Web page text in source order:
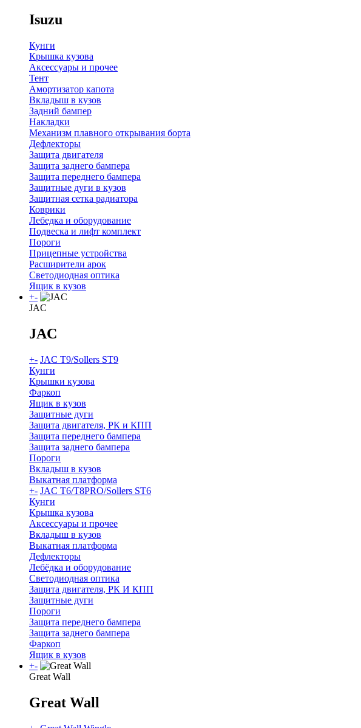
Isuzu
Кунги
Крышка кузова
Аксессуары и прочее
Тент
Амортизатор капота
Вкладыш в кузов
Задний бампер
Накладки
Механизм плавного открывания борта
Дефлекторы
Защита двигателя
Защита заднего бампера
Защита переднего бампера
Защитные дуги в кузов
Защитная сетка радиатора
Коврики
Лебедка и оборудование
Подвеска и лифт комплект
Пороги
Прицепные устройства
Расширители арок
Светодиодная оптика
Ящик в кузов
+-
JAC
JAC
+- JAC T9/Sollers ST9
Кунги
Крышки кузова
Фаркоп
Ящик в кузов
Защитные дуги
Защита двигателя, РК и КПП
Защита переднего бампера
Защита заднего бампера
Пороги
Вкладыш в кузов
Выкатная платформа
+- JAC T6/T8PRO/Sollers ST6
Кунги
Крышка кузова
Аксессуары и прочее
Вкладыш в кузов
Выкатная платформа
Дефлекторы
Лебёдка и оборудование
Светодиодная оптика
Защита двигателя, РК И КПП
Защитные дуги
Пороги
Защита переднего бампера
Защита заднего бампера
Фаркоп
Ящик в кузов
+-
Great Wall
Great Wall